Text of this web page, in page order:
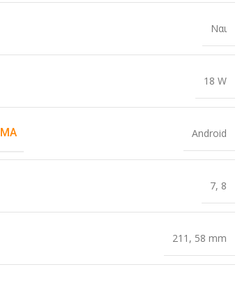
Ναι
18 W
Android
7, 8
211 , 58 mm